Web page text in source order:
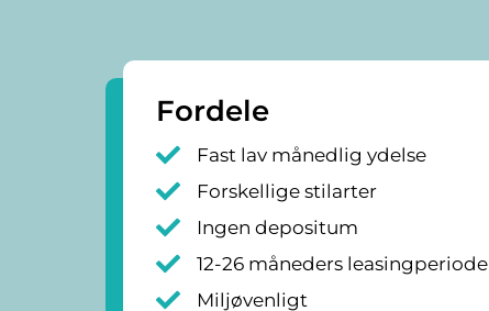
Fordele
Fast lav månedlig ydelse
Forskellige stilarter
Ingen depositum
12-26 måneders leasingperiode
Miljøvenligt